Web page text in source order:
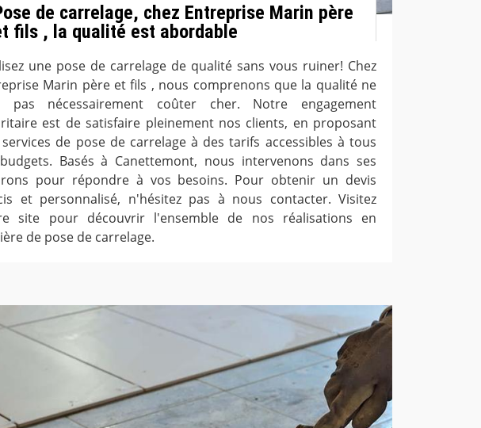
de carrelage, chez Entreprise Marin père
fils , la qualité est abordable
une pose de carrelage de qualité sans vous ruiner! Chez
Marin père et fils , nous comprenons que la qualité ne
pas nécessairement coûter cher. Notre engagement
est de satisfaire pleinement nos clients, en proposant
de pose de carrelage à des tarifs accessibles à tous
Basés à Canettemont, nous intervenons dans ses
pour répondre à vos besoins. Pour obtenir un devis
et personnalisé, n'hésitez pas à nous contacter. Visitez
site pour découvrir l'ensemble de nos réalisations en
de pose de carrelage.